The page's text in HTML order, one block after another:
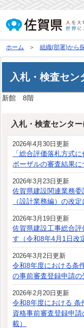
ホーム 組織(部署)から
入札・検査セン
新館 8階
入札・検査センタ
2026年4月30日更新
「総合評価落札方式
ポーザルの審査結果に
2026年3月23日更新
佐賀県建設関連業務
（設計業務編）の改
2026年3月19日更新
佐賀県建設工事総合
す（令和8年4月1日改
2026年3月2日更新
令和8年度における条
の事前審査登録申請の
2026年2月20日更新
令和8年度における 条
資格事前審査登録申
載）